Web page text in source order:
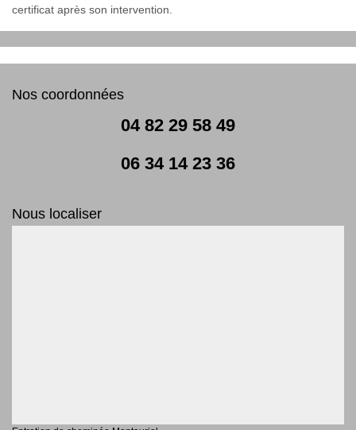
certificat après son intervention.
Nos coordonnées
04 82 29 58 49
06 34 14 23 36
Nous localiser